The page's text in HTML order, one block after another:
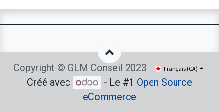
Copyright © GLM Conseil 2023 Français (CA)
Créé avec - Le #1 Open Source
eCommerce